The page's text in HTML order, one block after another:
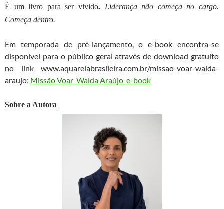
É um livro para ser vivido. Liderança não começa no cargo.
Começa dentro.
Em temporada de pré-lançamento, o e-book encontra-se
disponível para o público geral através de download gratuito
no link www.aquarelabrasileira.com.br/missao-voar-walda-
araujo: Missão Voar_Walda Araújo_e-book
Sobre a Autora